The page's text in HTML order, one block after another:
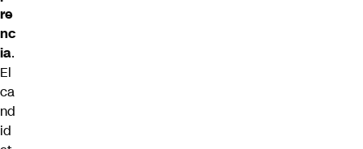
re
nc
ia.
El
ca
nd
id